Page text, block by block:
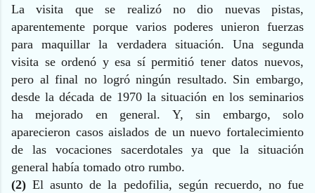
La visita que se realizó no dio nuevas pistas,
aparentemente porque varios poderes unieron fuerzas
para maquillar la verdadera situación. Una segunda
visita se ordenó y esa sí permitió tener datos nuevos,
pero al final no logró ningún resultado. Sin embargo,
desde la década de 1970 la situación en los seminarios
ha mejorado en general. Y, sin embargo, solo
aparecieron casos aislados de un nuevo fortalecimiento
de las vocaciones sacerdotales ya que la situación
general había tomado otro rumbo.
(2) El asunto de la pedofilia, según recuerdo, no fue